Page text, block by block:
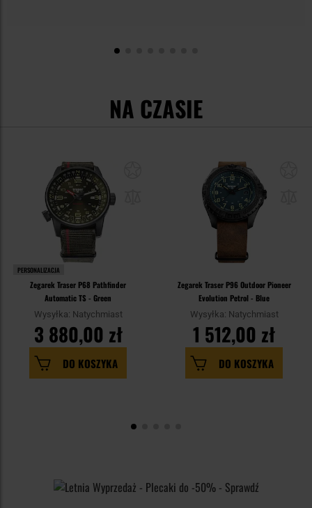
NA CZASIE
PERSONALIZACJA
Zegarek Traser P68 Pathfinder
Automatic TS - Green
Wysyłka: Natychmiast
3 880,00 zł
DO KOSZYKA
Zegarek Traser P96 Outdoor Pioneer
Evolution Petrol - Blue
Wysyłka: Natychmiast
1 512,00 zł
DO KOSZYKA